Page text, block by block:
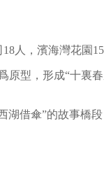
人，濱海灣花園
型，形成“十裏
借傘”的故事橋